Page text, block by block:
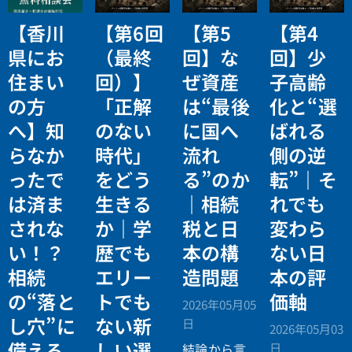
【香川
県にお
住まい
の方
へ】知
らなか
ったで
は済ま
されな
い！？
相続
の“落と
し穴”に
【第6回
（最終
回）】
「正解
のない
時代」
をどう
生きる
か｜学
歴でも
エリー
トでも
ない新
【第5
回】な
ぜ資産
は“最後
に国へ
流れ
る”のか
｜相続
税と日
本の構
造問題
2026年05月05
日
【第4
回】少
子高齢
化と“選
ばれる
側の逆
転”｜そ
れでも
変わら
ない日
本の評
価軸
2026年05月03
日